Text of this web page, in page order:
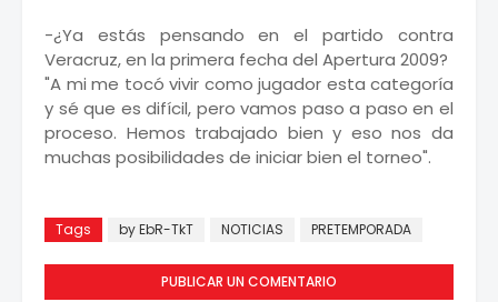
-¿Ya estás pensando en el partido contra
Veracruz, en la primera fecha del Apertura 2009?
"A mi me tocó vivir como jugador esta categoría
y sé que es difícil, pero vamos paso a paso en el
proceso. Hemos trabajado bien y eso nos da
muchas posibilidades de iniciar bien el torneo".
Tags by EbR-TkT NOTICIAS PRETEMPORADA
PUBLICAR UN COMENTARIO